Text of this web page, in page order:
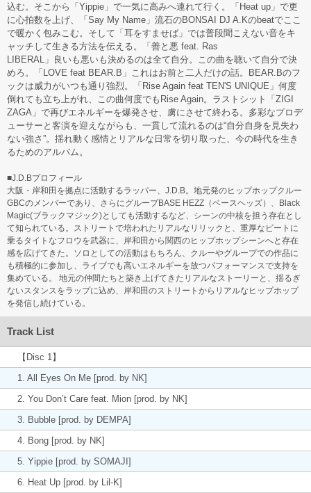
込む。そこから「Yippie」で一気に高みへ連れて行く。「Heat up」で更
に心拍数を上げ、「Say My Name」流石のBONSAI DJ A.Kのbeatでここ
で暖かく包みこむ。そして「耳をすませば」では普段聞こえない音をキ
ャッチして生きる方法を伝える。「善と悪 feat. Ras
LIBERAL」良いも悪いも決めるのは全て自分。この曲を聴いて自分で決
めろ。「LOVE feat BEAR.B」これはお前と二人だけの話。BEAR.Bのフ
ックは威力がいつも通り強烈。「Rise Again feat TEN'S UNIQUE」何度
倒れても立ち上がれ、この曲何度でもRise Again。ラストシット「ZIGI
ZAGA」で再びエネルギーを爆発させ、虜にさせて終わる。多彩なプロデ
ューサーと客演を迎えながらも、一貫して流れるのは“自分自身を見失わ
ない強さ”。揺れ動く感情とリアルな日常を切り取った、今の時代を生き
るためのアルバム。
■J.D.Bプロフィール
大阪・岸和田を拠点に活動するラッパー、J.D.B。地元発のヒップホップクルー
GBCのメンバーであり、さらにグループBASE HEZZ（ベースヘッズ）、Black
Magic(ブラックマジック)としても活動するなど、シーンの中核を担う存在とし
て知られている。ストリートで培われたリアルなリリックと、重厚なビートに
乗るタイトなフロウを武器に、岸和田から関西のヒップホップシーンへと存在
感を広げてきた。ソロとしての活動はもちろん、クルーやグループでの作品に
も積極的に参加し、ライブでも高いエネルギーを放つパフォーマンスで支持を
集めている。 地元の仲間たちと築き上げてきたリアルなストーリーと、揺るぎ
ないスタンスをラップに込め、岸和田のストリートからリアルなヒップホップ
を発信し続けている。
Track List
【Disc 1】
1. All Eyes On Me [prod. by NK]
2. You Don’t Care feat. Mion [prod. by NK]
3. Bubble [prod. by DEMPA]
4. Bong [prod. by NK]
5. Yippie [prod. by SOMAJI]
6. Heat Up [prod. by Lil-K]